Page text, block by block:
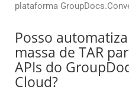
plataforma
Posso
massa de TAR
APIs do
Cloud?